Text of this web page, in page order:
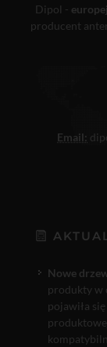
Dipol -
producent
Email:
Nowe
produkty w
pojawiła